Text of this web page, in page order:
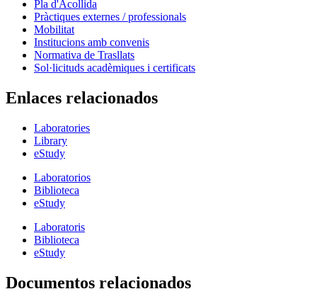
Pla d'Acollida
Pràctiques externes / professionals
Mobilitat
Institucions amb convenis
Normativa de Trasllats
Sol·licituds acadèmiques i certificats
Enlaces relacionados
Laboratories
Library
eStudy
Laboratorios
Biblioteca
eStudy
Laboratoris
Biblioteca
eStudy
Documentos relacionados